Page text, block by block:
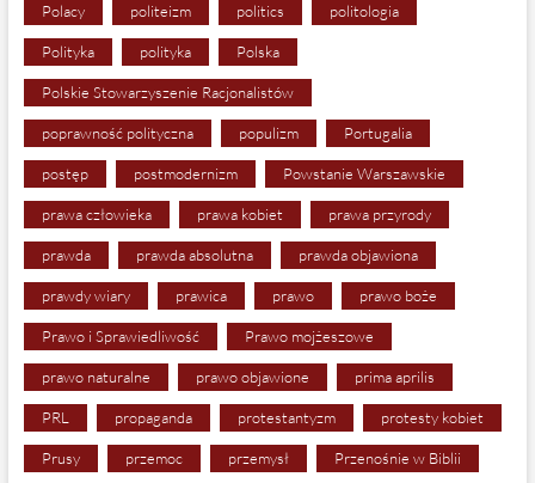
Polacy politeizm politics politologia
Polityka polityka Polska
Polskie Stowarzyszenie Racjonalistów
poprawność polityczna populizm Portugalia
postęp postmodernizm Powstanie Warszawskie
prawa człowieka prawa kobiet prawa przyrody
prawda prawda absolutna prawda objawiona
prawdy wiary prawica prawo prawo boże
Prawo i Sprawiedliwość Prawo mojżeszowe
prawo naturalne prawo objawione prima aprilis
PRL propaganda protestantyzm protesty kobiet
Prusy przemoc przemysł Przenośnie w Biblii